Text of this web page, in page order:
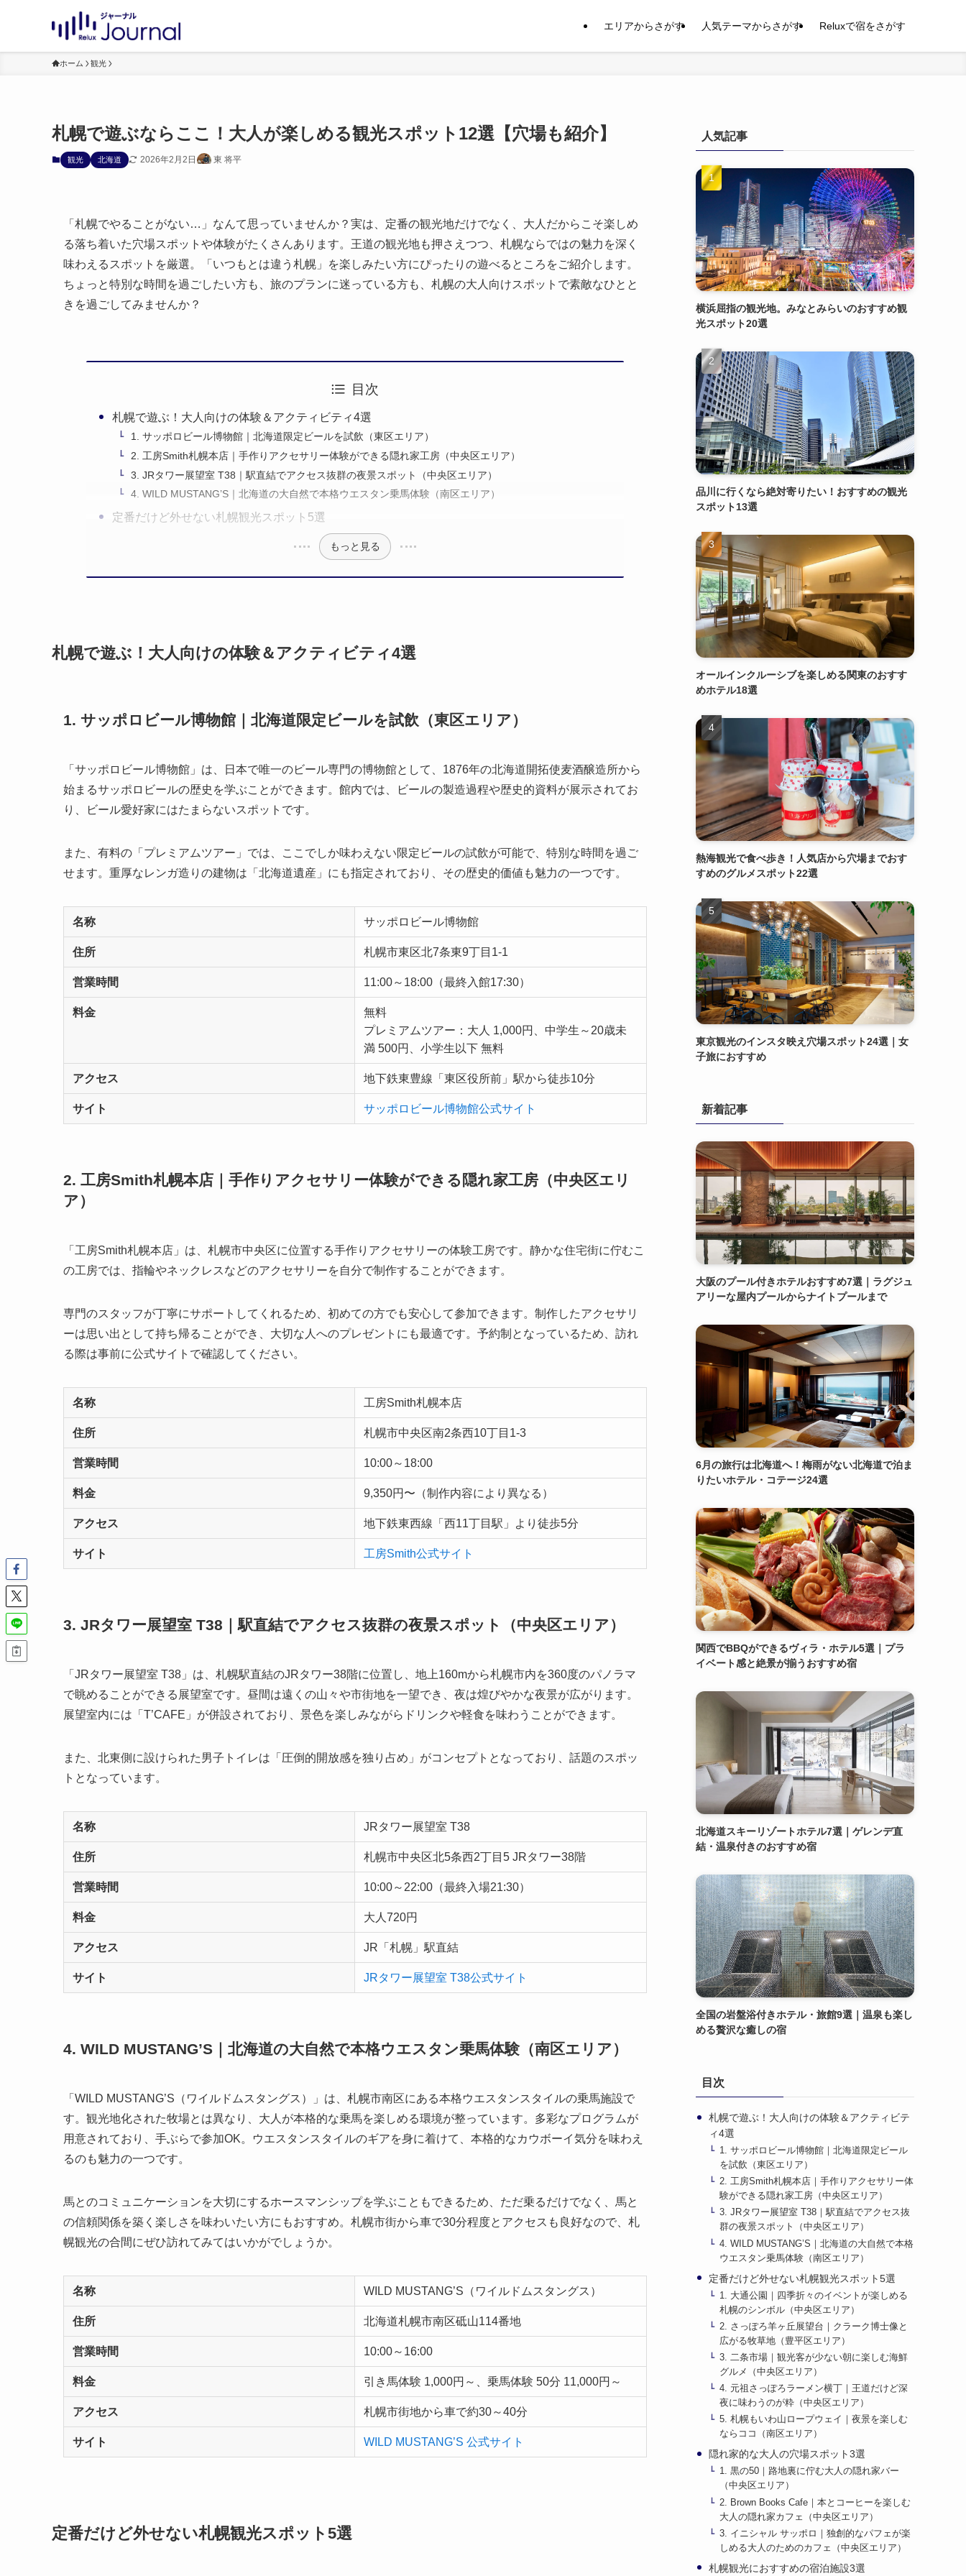
エリアからさがす 人気テーマからさがす Reluxで宿をさがす
ホーム 観光
札幌で遊ぶならここ！大人が楽しめる観光スポット12選【穴場も紹介】
観光 北海道 2026年2月2日 東 将平
「札幌でやることがない…」なんて思っていませんか？実は、定番の観光地だけでなく、大人だからこそ楽しめ
る落ち着いた穴場スポットや体験がたくさんあります。王道の観光地も押さえつつ、札幌ならではの魅力を深く
味わえるスポットを厳選。「いつもとは違う札幌」を楽しみたい方にぴったりの遊べるところをご紹介します。
ちょっと特別な時間を過ごしたい方も、旅のプランに迷っている方も、札幌の大人向けスポットで素敵なひとと
きを過ごしてみませんか？
目次
札幌で遊ぶ！大人向けの体験＆アクティビティ4選
1. サッポロビール博物館｜北海道限定ビールを試飲（東区エリア）
2. 工房Smith札幌本店｜手作りアクセサリー体験ができる隠れ家工房（中央区エリア）
3. JRタワー展望室 T38｜駅直結でアクセス抜群の夜景スポット（中央区エリア）
4. WILD MUSTANG’S｜北海道の大自然で本格ウエスタン乗馬体験（南区エリア）
定番だけど外せない札幌観光スポット5選
もっと見る
札幌で遊ぶ！大人向けの体験＆アクティビティ4選
1. サッポロビール博物館｜北海道限定ビールを試飲（東区エリア）
「サッポロビール博物館」は、日本で唯一のビール専門の博物館として、1876年の北海道開拓使麦酒醸造所から
始まるサッポロビールの歴史を学ぶことができます。館内では、ビールの製造過程や歴史的資料が展示されてお
り、ビール愛好家にはたまらないスポットです。
また、有料の「プレミアムツアー」では、ここでしか味わえない限定ビールの試飲が可能で、特別な時間を過ご
せます。重厚なレンガ造りの建物は「北海道遺産」にも指定されており、その歴史的価値も魅力の一つです。
名称 サッポロビール博物館
住所 札幌市東区北7条東9丁目1-1
営業時間 11:00～18:00（最終入館17:30）
料金
無料
プレミアムツアー：大人 1,000円、中学生～20歳未
満 500円、小学生以下 無料
アクセス 地下鉄東豊線「東区役所前」駅から徒歩10分
サイト サッポロビール博物館公式サイト
2. 工房Smith札幌本店｜手作りアクセサリー体験ができる隠れ家工房（中央区エリ
ア）
「工房Smith札幌本店」は、札幌市中央区に位置する手作りアクセサリーの体験工房です。静かな住宅街に佇むこ
の工房では、指輪やネックレスなどのアクセサリーを自分で制作することができます。
専門のスタッフが丁寧にサポートしてくれるため、初めての方でも安心して参加できます。制作したアクセサリ
ーは思い出として持ち帰ることができ、大切な人へのプレゼントにも最適です。予約制となっているため、訪れ
る際は事前に公式サイトで確認してください。
名称 工房Smith札幌本店
住所 札幌市中央区南2条西10丁目1-3
営業時間 10:00～18:00
料金 9,350円〜（制作内容により異なる）
アクセス 地下鉄東西線「西11丁目駅」より徒歩5分
サイト 工房Smith公式サイト
3. JRタワー展望室 T38｜駅直結でアクセス抜群の夜景スポット（中央区エリア）
「JRタワー展望室 T38」は、札幌駅直結のJRタワー38階に位置し、地上160mから札幌市内を360度のパノラマ
で眺めることができる展望室です。昼間は遠くの山々や市街地を一望でき、夜は煌びやかな夜景が広がります。
展望室内には「T’CAFE」が併設されており、景色を楽しみながらドリンクや軽食を味わうことができます。
また、北東側に設けられた男子トイレは「圧倒的開放感を独り占め」がコンセプトとなっており、話題のスポッ
トとなっています。
名称 JRタワー展望室 T38
住所 札幌市中央区北5条西2丁目5 JRタワー38階
営業時間 10:00～22:00（最終入場21:30）
料金 大人720円
アクセス JR「札幌」駅直結
サイト JRタワー展望室 T38公式サイト
4. WILD MUSTANG’S｜北海道の大自然で本格ウエスタン乗馬体験（南区エリア）
「WILD MUSTANG’S（ワイルドムスタングス）」は、札幌市南区にある本格ウエスタンスタイルの乗馬施設で
す。観光地化された牧場とは異なり、大人が本格的な乗馬を楽しめる環境が整っています。多彩なプログラムが
用意されており、手ぶらで参加OK。ウエスタンスタイルのギアを身に着けて、本格的なカウボーイ気分を味わえ
るのも魅力の一つです。
馬とのコミュニケーションを大切にするホースマンシップを学ぶこともできるため、ただ乗るだけでなく、馬と
の信頼関係を築く楽しさを味わいたい方にもおすすめ。札幌市街から車で30分程度とアクセスも良好なので、札
幌観光の合間にぜひ訪れてみてはいかがでしょうか。
名称 WILD MUSTANG’S（ワイルドムスタングス）
住所 北海道札幌市南区砥山114番地
営業時間 10:00～16:00
料金 引き馬体験 1,000円～、乗馬体験 50分 11,000円～
アクセス 札幌市街地から車で約30～40分
サイト WILD MUSTANG’S 公式サイト
定番だけど外せない札幌観光スポット5選
人気記事
横浜屈指の観光地。みなとみらいのおすすめ観
光スポット20選
品川に行くなら絶対寄りたい！おすすめの観光
スポット13選
オールインクルーシブを楽しめる関東のおすす
めホテル18選
熱海観光で食べ歩き！人気店から穴場までおす
すめのグルメスポット22選
東京観光のインスタ映え穴場スポット24選｜女
子旅におすすめ
新着記事
大阪のプール付きホテルおすすめ7選｜ラグジュ
アリーな屋内プールからナイトプールまで
6月の旅行は北海道へ！梅雨がない北海道で泊ま
りたいホテル・コテージ24選
関西でBBQができるヴィラ・ホテル5選｜プラ
イベート感と絶景が揃うおすすめ宿
北海道スキーリゾートホテル7選｜ゲレンデ直
結・温泉付きのおすすめ宿
全国の岩盤浴付きホテル・旅館9選｜温泉も楽し
める贅沢な癒しの宿
目次
札幌で遊ぶ！大人向けの体験＆アクティビテ
ィ4選
1. サッポロビール博物館｜北海道限定ビール
を試飲（東区エリア）
2. 工房Smith札幌本店｜手作りアクセサリー体
験ができる隠れ家工房（中央区エリア）
3. JRタワー展望室 T38｜駅直結でアクセス抜
群の夜景スポット（中央区エリア）
4. WILD MUSTANG’S｜北海道の大自然で本格
ウエスタン乗馬体験（南区エリア）
定番だけど外せない札幌観光スポット5選
1. 大通公園｜四季折々のイベントが楽しめる
札幌のシンボル（中央区エリア）
2. さっぽろ羊ヶ丘展望台｜クラーク博士像と
広がる牧草地（豊平区エリア）
3. 二条市場｜観光客が少ない朝に楽しむ海鮮
グルメ（中央区エリア）
4. 元祖さっぽろラーメン横丁｜王道だけど深
夜に味わうのが粋（中央区エリア）
5. 札幌もいわ山ロープウェイ｜夜景を楽しむ
ならココ（南区エリア）
隠れ家的な大人の穴場スポット3選
1. 黒の50｜路地裏に佇む大人の隠れ家バー
（中央区エリア）
2. Brown Books Cafe｜本とコーヒーを楽しむ
大人の隠れ家カフェ（中央区エリア）
3. イニシャル サッポロ｜独創的なパフェが楽
しめる大人のためのカフェ（中央区エリア）
札幌観光におすすめの宿泊施設3選